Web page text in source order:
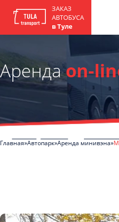
ЗАКАЗ
АВТОБУСА
в Туле
Арендаon-
Главная Автопарк Аренда минивэна